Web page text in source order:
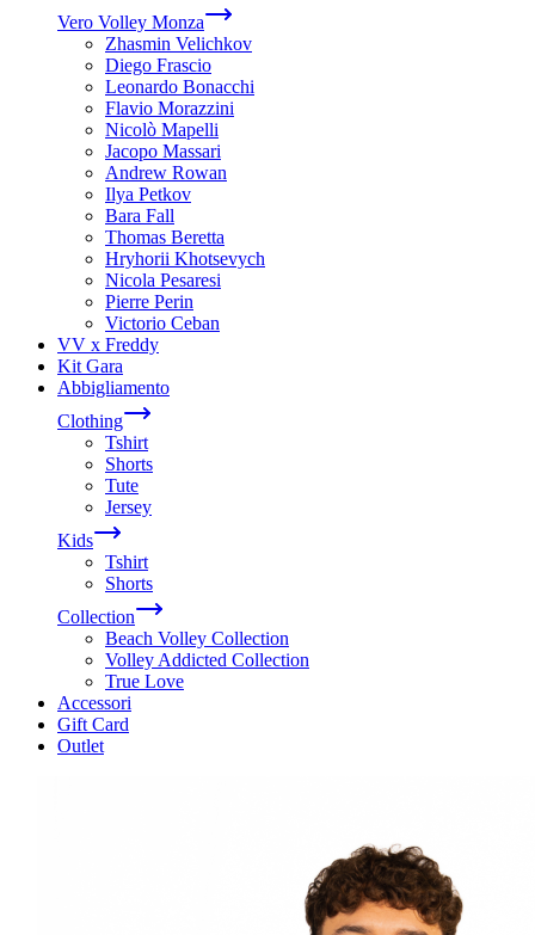
Vero Volley Monza
Zhasmin Velichkov
Diego Frascio
Leonardo Bonacchi
Flavio Morazzini
Nicolò Mapelli
Jacopo Massari
Andrew Rowan
Ilya Petkov
Bara Fall
Thomas Beretta
Hryhorii Khotsevych
Nicola Pesaresi
Pierre Perin
Victorio Ceban
VV x Freddy
Kit Gara
Abbigliamento
Clothing
Tshirt
Shorts
Tute
Jersey
Kids
Tshirt
Shorts
Collection
Beach Volley Collection
Volley Addicted Collection
True Love
Accessori
Gift Card
Outlet